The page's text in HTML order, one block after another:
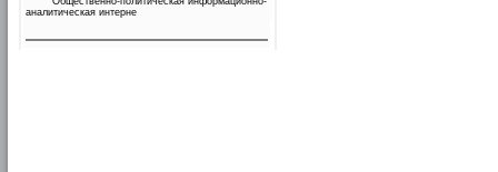
аналитическая интерне